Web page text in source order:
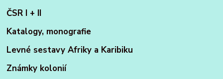
ČSR I + II
Katalogy, monografie
Levné sestavy Afriky a Karibiku
Známky kolonií